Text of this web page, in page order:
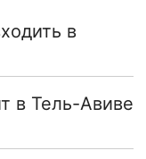
в
в Тель-Авиве